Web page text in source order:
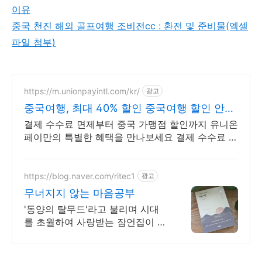
이유
중국 천진 해외 골프여행 조비전cc : 환전 및 준비물(엑셀
파일 첨부)
https://m.unionpayintl.com/kr/ 광고
중국여행, 최대 40% 할인 중국여행 할인 안받
으면 손해
결제 수수료 면제부터 중국 가맹점 할인까지 유니온
페이만의 특별한 혜택을 만나보세요 결제 수수료 면
https://blog.naver.com/ritec1 광고
무너지지 않는 마음공부
'동양의 탈무드'라고 불리며 시대
를 초월하여 사랑받는 잠언집이 있